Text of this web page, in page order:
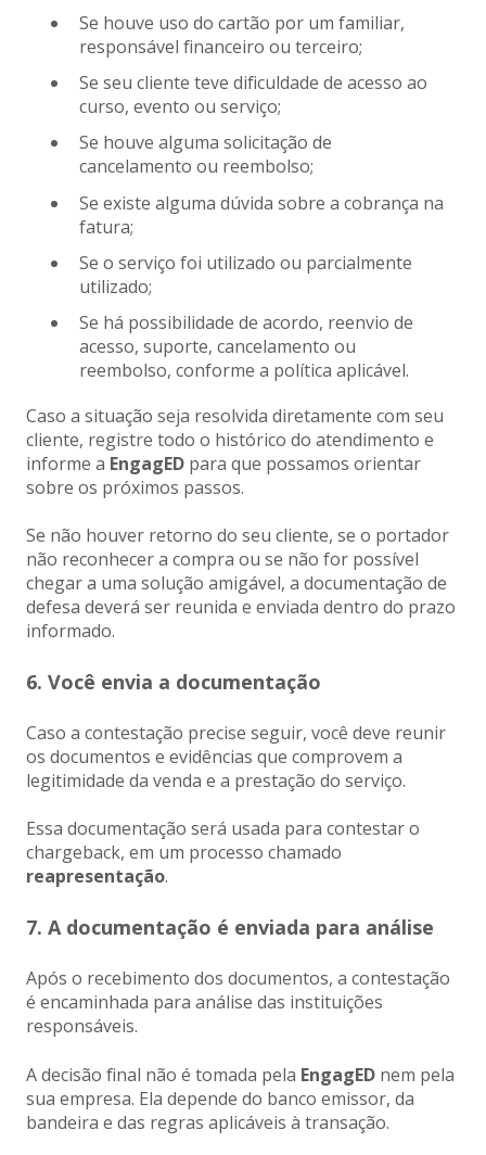
Se houve uso do cartão por um familiar,
responsável financeiro ou terceiro;
Se seu cliente teve dificuldade de acesso ao
curso, evento ou serviço;
Se houve alguma solicitação de
cancelamento ou reembolso;
Se existe alguma dúvida sobre a cobrança na
fatura;
Se o serviço foi utilizado ou parcialmente
utilizado;
Se há possibilidade de acordo, reenvio de
acesso, suporte, cancelamento ou
reembolso, conforme a política aplicável.
Caso a situação seja resolvida diretamente com seu
cliente, registre todo o histórico do atendimento e
informe a EngagED para que possamos orientar
sobre os próximos passos.
Se não houver retorno do seu cliente, se o portador
não reconhecer a compra ou se não for possível
chegar a uma solução amigável, a documentação de
defesa deverá ser reunida e enviada dentro do prazo
informado.
6. Você envia a documentação
Caso a contestação precise seguir, você deve reunir
os documentos e evidências que comprovem a
legitimidade da venda e a prestação do serviço.
Essa documentação será usada para contestar o
chargeback, em um processo chamado
reapresentação.
7. A documentação é enviada para análise
Após o recebimento dos documentos, a contestação
é encaminhada para análise das instituições
responsáveis.
A decisão final não é tomada pela EngagED nem pela
sua empresa. Ela depende do banco emissor, da
bandeira e das regras aplicáveis à transação.